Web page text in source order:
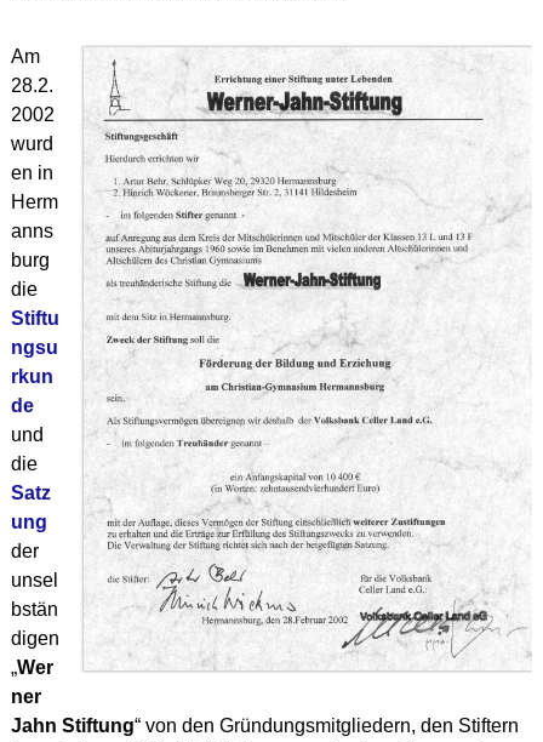
Am
28.2.
2002
wurd
en in
Herm
anns
burg
die
Stiftu
ngsu
rkun
de
und
die
Satz
ung
der
unsel
bstän
digen
„Wer
ner
Jahn Stiftung“ von den Gründungsmitgliedern, den Stiftern